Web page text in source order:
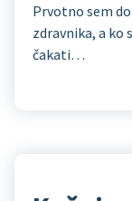
Prvotno sem
zdravnika, a ko
čakati…